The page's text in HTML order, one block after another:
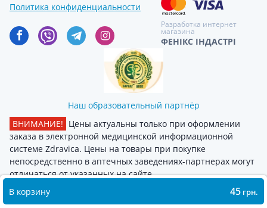
В корзину 45 грн.
Политика конфиденциальности
Разработка интернет
магазина
ФЕНІКС ІНДАСТРІ
Наш образовательный партнёр
ВНИМАНИЕ! Цены актуальны только при оформлении
заказа в электронной медицинской информационной
системе Zdravica. Цены на товары при покупке
непосредственно в аптечных заведениях-партнерах могут
отличаться от указанных на сайте